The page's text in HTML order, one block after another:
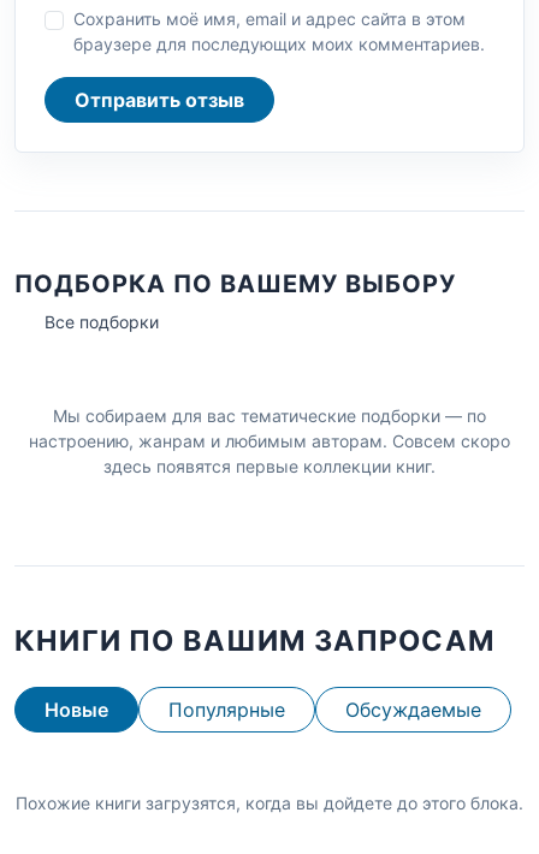
Сохранить моё имя, email и адрес сайта в этом
браузере для последующих моих комментариев.
Отправить отзыв
ПОДБОРКА ПО ВАШЕМУ ВЫБОРУ
Все подборки
Мы собираем для вас тематические подборки — по
настроению, жанрам и любимым авторам. Совсем скоро
здесь появятся первые коллекции книг.
КНИГИ ПО ВАШИМ ЗАПРОСАМ
Новые Популярные Обсуждаемые
Похожие книги загрузятся, когда вы дойдете до этого блока.